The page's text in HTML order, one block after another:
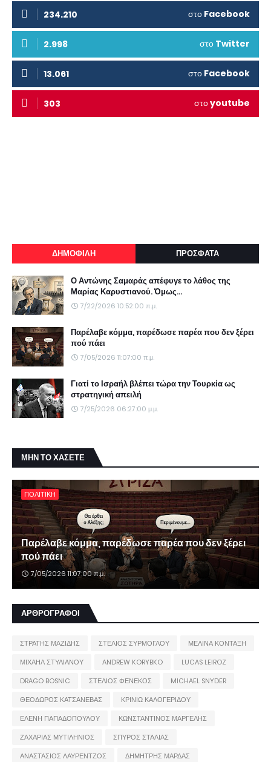
234.210 στο Facebook
2.998 στο Twitter
13.061 στο Facebook
303 στοyoutube
ΔΗΜΟΦΙΛΗ ΠΡΟΣΦΑΤΑ
Ο Αντώνης Σαμαράς απέφυγε το λάθος της
Μαρίας Καρυστιανού. Όμως...
7/22/2026 10:52:00 π.μ.
Παρέλαβε κόμμα, παρέδωσε παρέα που δεν ξέρει
πού πάει
7/05/2026 11:07:00 π.μ.
Γιατί το Ισραήλ βλέπει τώρα την Τουρκία ως
στρατηγική απειλή
7/25/2026 06:27:00 μ.μ.
ΜΗΝ ΤΟ ΧΑΣΕΤΕ
ΠΟΛΙΤΙΚΗ
Παρέλαβε κόμμα, παρέδωσε παρέα που δεν ξέρει
πού πάει
7/05/2026 11:07:00 π.μ.
ΑΡΘΡΟΓΡΑΦΟΙ
ΣΤΡΑΤΗΣ ΜΑΖΙΔΗΣ ΣΤΕΛΙΟΣ ΣΥΡΜΟΓΛΟΥ
ΜΕΛΙΝΑ ΚΟΝΤΑΞΗ
ΜΙΧΑΗΛ ΣΤΥΛΙΑΝΟΥ
ANDREW KORYBKO
LUCAS LEIROZ
DRAGO BOSNIC
ΣΤΕΛΙΟΣ ΦΕΝΕΚΟΣ
MICHAEL SNYDER
ΘΕΟΔΩΡΟΣ ΚΑΤΣΑΝΕΒΑΣ
ΚΡΙΝΙΩ ΚΑΛΟΓΕΡΙΔΟΥ
ΕΛΕΝΗ ΠΑΠΑΔΟΠΟΥΛΟΥ
ΚΩΝΣΤΑΝΤΙΝΟΣ ΜΑΡΓΕΛΗΣ
ΖΑΧΑΡΙΑΣ ΜΥΤΙΛΗΝΙΟΣ
ΣΠΥΡΟΣ ΣΤΑΛΙΑΣ
ΑΝΑΣΤΑΣΙΟΣ ΛΑΥΡΕΝΤΖΟΣ
ΔΗΜΗΤΡΗΣ ΜΑΡΔΑΣ